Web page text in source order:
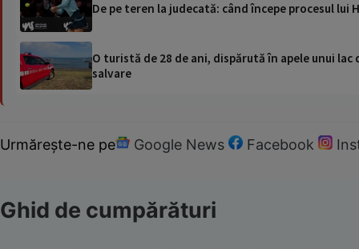
De pe teren la judecată: când începe procesul lui
O turistă de 28 de ani, dispărută în apele unui
salvare
Urmărește-ne pe Google News Facebook
Ghid de cumpărături